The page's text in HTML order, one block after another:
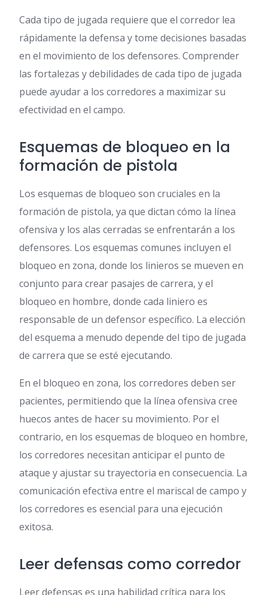
Cada tipo de jugada requiere que el corredor lea
rápidamente la defensa y tome decisiones basadas
en el movimiento de los defensores. Comprender
las fortalezas y debilidades de cada tipo de jugada
puede ayudar a los corredores a maximizar su
efectividad en el campo.
Esquemas de bloqueo en la
formación de pistola
Los esquemas de bloqueo son cruciales en la
formación de pistola, ya que dictan cómo la línea
ofensiva y los alas cerradas se enfrentarán a los
defensores. Los esquemas comunes incluyen el
bloqueo en zona, donde los linieros se mueven en
conjunto para crear pasajes de carrera, y el
bloqueo en hombre, donde cada liniero es
responsable de un defensor específico. La elección
del esquema a menudo depende del tipo de jugada
de carrera que se esté ejecutando.
En el bloqueo en zona, los corredores deben ser
pacientes, permitiendo que la línea ofensiva cree
huecos antes de hacer su movimiento. Por el
contrario, en los esquemas de bloqueo en hombre,
los corredores necesitan anticipar el punto de
ataque y ajustar su trayectoria en consecuencia. La
comunicación efectiva entre el mariscal de campo y
los corredores es esencial para una ejecución
exitosa.
Leer defensas como corredor
Leer defensas es una habilidad crítica para los